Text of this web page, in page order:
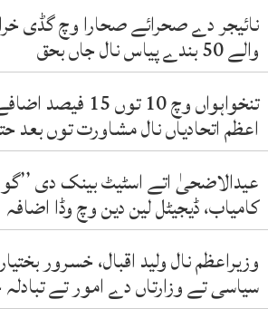
نائیجر دے صحرائے صحارا وچ گڈی
والے 50 بندے پیاس نال جاں بحق
تنخواہواں وچ 10
اعظم اتحادیاں نال مشاورت توں
عیدالاضحیٰ اتے اسٹیٹ بینک دی
کامیاب، ڈیجیٹل لین دین وچ وڈا اضافہ
وزیراعظم نال ولید اقبال، خسرور
سیاسی تے وزارتاں دے امور تے